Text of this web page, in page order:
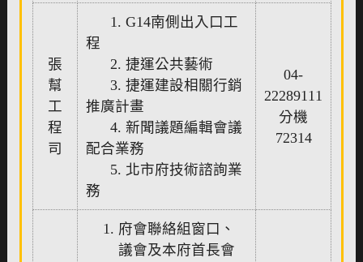
張
幫
工
程
司
1. G14南側出入口工
程
2. 捷運公共藝術
3. 捷運建設相關行銷
推廣計畫
4. 新聞議題編輯會議
配合業務
5. 北市府技術諮詢業
務
04-
22289111
分機
72314
府會聯絡組窗口、
議會及本府首長會